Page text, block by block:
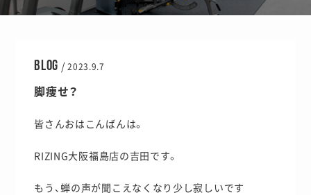
BLOG /2023.9.7
脚痩せ？
皆さんおはこんばんは。
RIZING大阪福島店の吉田です。
もう、蝉の声が聞こえなくなり少し寂しいです